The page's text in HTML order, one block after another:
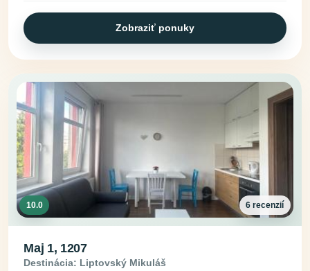
Zobraziť ponuky
10.0 6 recenzií
Maj 1, 1207
Destinácia: Liptovský Mikuláš